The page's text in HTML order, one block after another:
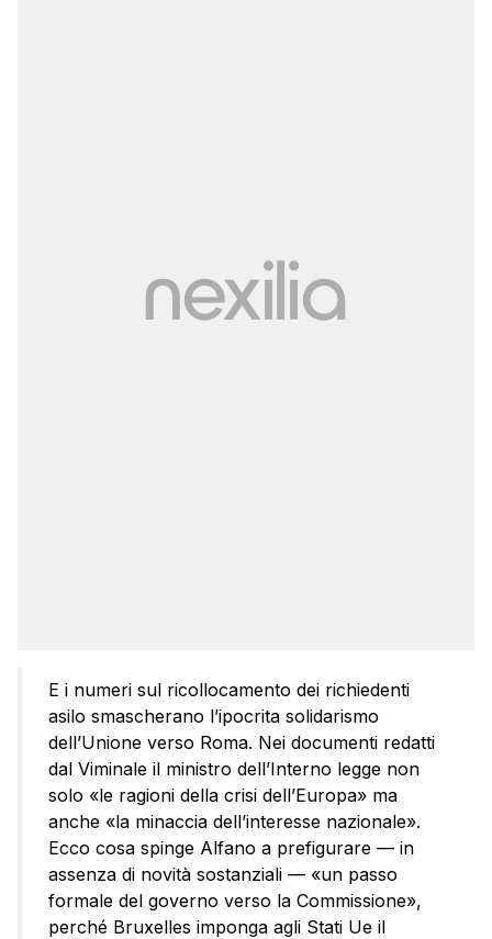
E i numeri sul ricollocamento dei richiedenti
asilo smascherano l’ipocrita solidarismo
dell’Unione verso Roma. Nei documenti redatti
dal Viminale il ministro dell’Interno legge non
solo «le ragioni della crisi dell’Europa» ma
anche «la minaccia dell’interesse nazionale».
Ecco cosa spinge Alfano a prefigurare — in
assenza di novità sostanziali — «un passo
formale del governo verso la Commissione»,
perché Bruxelles imponga agli Stati Ue il